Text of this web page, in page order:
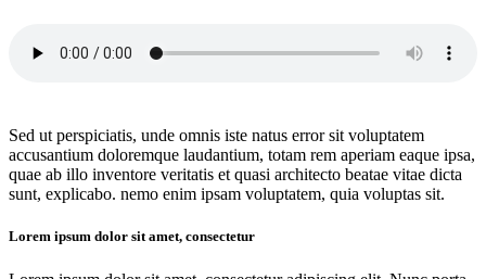
Sed ut perspiciatis, unde omnis iste natus error sit voluptatem
accusantium doloremque laudantium, totam rem aperiam eaque ipsa,
quae ab illo inventore veritatis et quasi architecto beatae vitae dicta
sunt, explicabo. nemo enim ipsam voluptatem, quia voluptas sit.
Lorem ipsum dolor sit amet, consectetur